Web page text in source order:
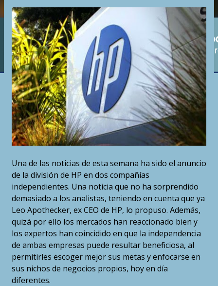
Una de las noticias de esta semana ha sido el anuncio
de la división de HP en dos compañías
independientes. Una noticia que no ha sorprendido
demasiado a los analistas, teniendo en cuenta que ya
Leo Apothecker, ex CEO de HP, lo propuso. Además,
quizá por ello los mercados han reaccionado bien y
los expertos han coincidido en que la independencia
de ambas empresas puede resultar beneficiosa, al
permitirles escoger mejor sus metas y enfocarse en
sus nichos de negocios propios, hoy en día
diferentes.